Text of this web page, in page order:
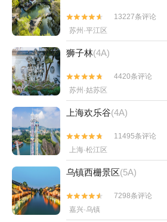


13227条评论
苏州·平江区
狮子林(4A)


4420条评论
苏州·姑苏区
上海欢乐谷(4A)


11495条评论
上海·松江区
乌镇西栅景区(5A)


7298条评论
嘉兴·乌镇